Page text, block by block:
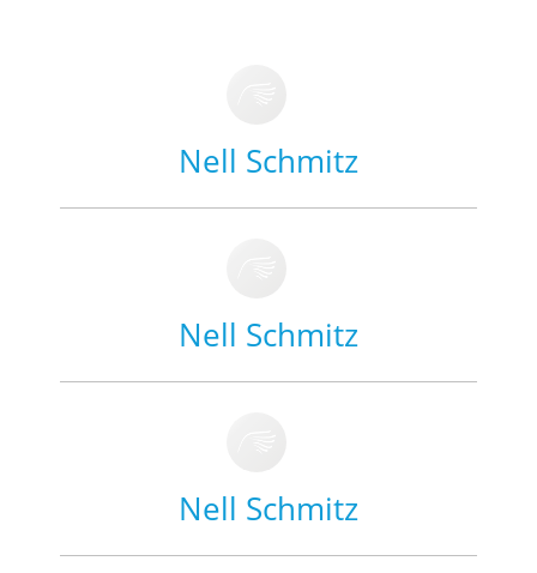
Nell Schmitz
Nell Schmitz
Nell Schmitz